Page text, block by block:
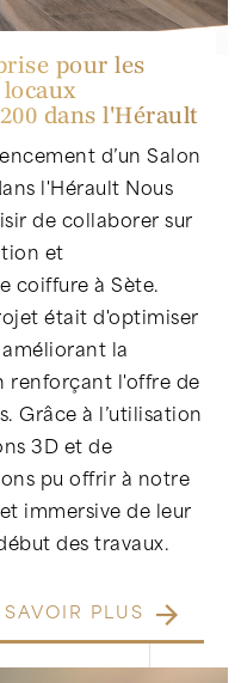
pour les
dans l'Hérault
d’un Salon
l'Hérault Nous
de collaborer sur
et
coiffure à Sète.
était d'optimiser
la
renforçant l'offre de
Grâce à l’utilisation
3D et de
pu offrir à notre
immersive de leur
des travaux.
SAVOIR PLUS